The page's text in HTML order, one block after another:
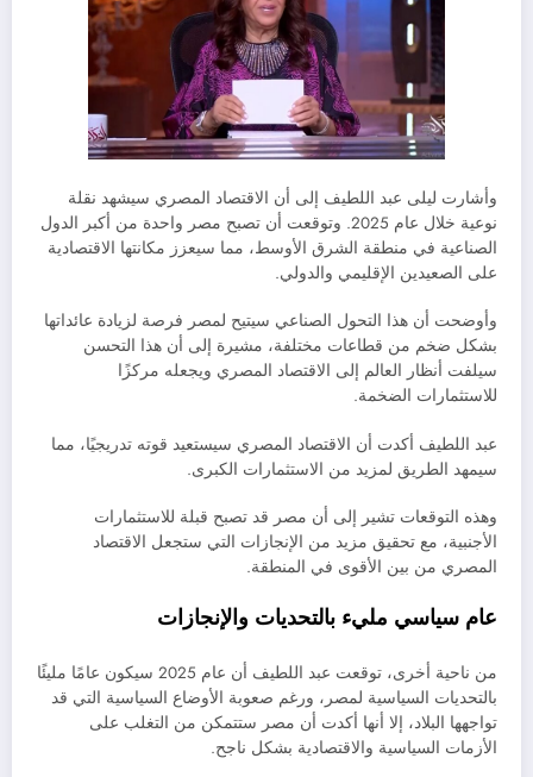
وأشارت ليلى عبد اللطيف إلى أن الاقتصاد المصري سيشهد نقلة
نوعية خلال عام 2025. وتوقعت أن تصبح مصر واحدة من أكبر الدول
الصناعية في منطقة الشرق الأوسط، مما سيعزز مكانتها الاقتصادية
على الصعيدين الإقليمي والدولي.
وأوضحت أن هذا التحول الصناعي سيتيح لمصر فرصة لزيادة عائداتها
بشكل ضخم من قطاعات مختلفة، مشيرة إلى أن هذا التحسن
سيلفت أنظار العالم إلى الاقتصاد المصري ويجعله مركزًا
للاستثمارات الضخمة.
عبد اللطيف أكدت أن الاقتصاد المصري سيستعيد قوته تدريجيًا، مما
سيمهد الطريق لمزيد من الاستثمارات الكبرى.
وهذه التوقعات تشير إلى أن مصر قد تصبح قبلة للاستثمارات
الأجنبية، مع تحقيق مزيد من الإنجازات التي ستجعل الاقتصاد
المصري من بين الأقوى في المنطقة.
عام سياسي مليء بالتحديات والإنجازات
من ناحية أخرى، توقعت عبد اللطيف أن عام 2025 سيكون عامًا مليئًا
بالتحديات السياسية لمصر، ورغم صعوبة الأوضاع السياسية التي قد
تواجهها البلاد، إلا أنها أكدت أن مصر ستتمكن من التغلب على
الأزمات السياسية والاقتصادية بشكل ناجح.